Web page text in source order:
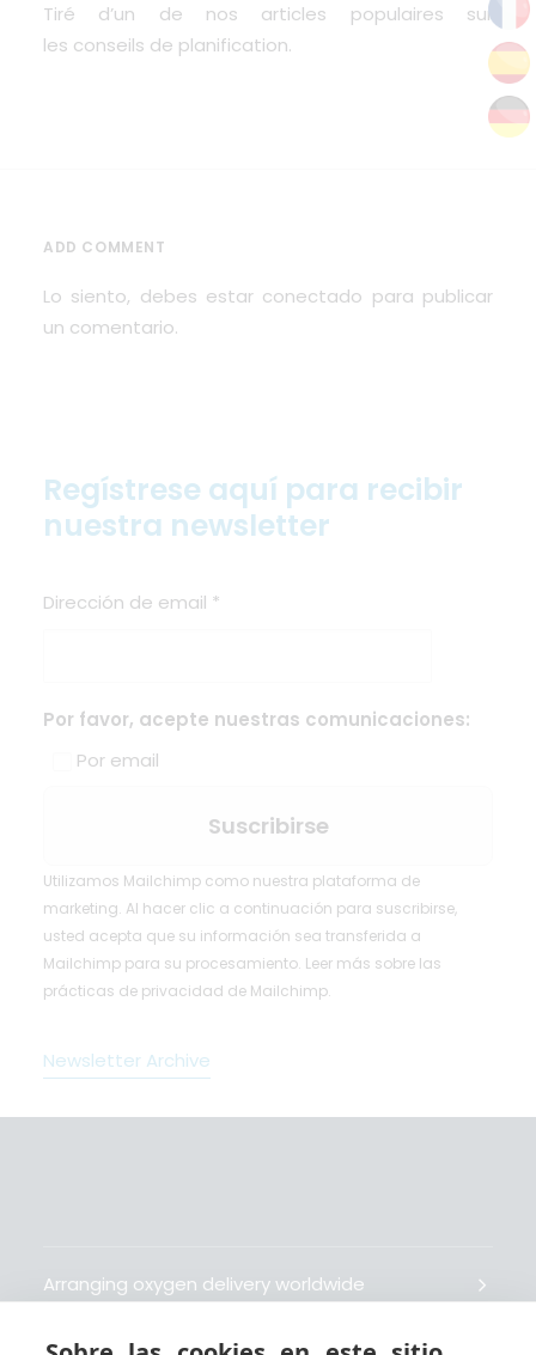
Tiré d’un de nos articles populaires sur
les conseils de planification.
ADD COMMENT
Lo siento, debes estar conectado para publicar
un comentario.
Regístrese aquí para recibir
nuestra newsletter
Dirección de email *
Por favor, acepte nuestras comunicaciones:
Por email
Utilizamos Mailchimp como nuestra plataforma de
marketing. Al hacer clic a continuación para suscribirse,
usted acepta que su información sea transferida a
Mailchimp para su procesamiento. Leer más sobre las
prácticas de privacidad de Mailchimp.
Newsletter Archive
Arranging oxygen delivery worldwide